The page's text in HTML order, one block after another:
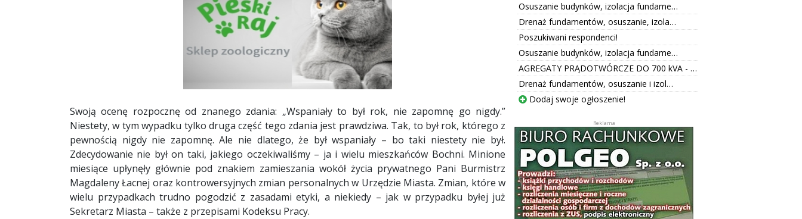
Swoją ocenę rozpocznę od znanego zdania: „Wspaniały to był rok, nie zapomnę go nigdy.”
Niestety, w tym wypadku tylko druga część tego zdania jest prawdziwa. Tak, to był rok, którego z
pewnością nigdy nie zapomnę. Ale nie dlatego, że był wspaniały – bo taki niestety nie był.
Zdecydowanie nie był on taki, jakiego oczekiwaliśmy – ja i wielu mieszkańców Bochni. Minione
miesiące upłynęły głównie pod znakiem zamieszania wokół życia prywatnego Pani Burmistrz
Magdaleny Łacnej oraz kontrowersyjnych zmian personalnych w Urzędzie Miasta. Zmian, które w
wielu przypadkach trudno pogodzić z zasadami etyki, a niekiedy – jak w przypadku byłej już
Sekretarz Miasta – także z przepisami Kodeksu Pracy.
Osuszanie budynków, izolacja fundame…
Drenaż fundamentów, osuszanie, izola…
Poszukiwani respondenci!
Osuszanie budynków, izolacja fundame…
AGREGATY PRĄDOTWÓRCZE DO 700 kVA - …
Drenaż fundamentów, osuszanie i izol…
Dodaj swoje ogłoszenie!